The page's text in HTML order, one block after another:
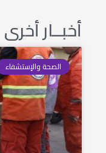
أخبــار أخرى
الصحة والإستشفاء